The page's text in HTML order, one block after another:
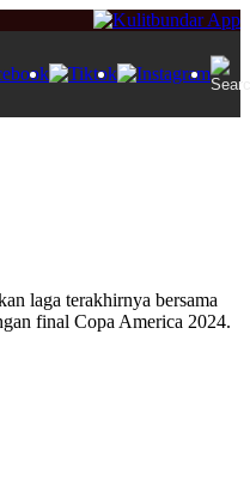
laga terakhirnya bersama
final Copa America 2024.